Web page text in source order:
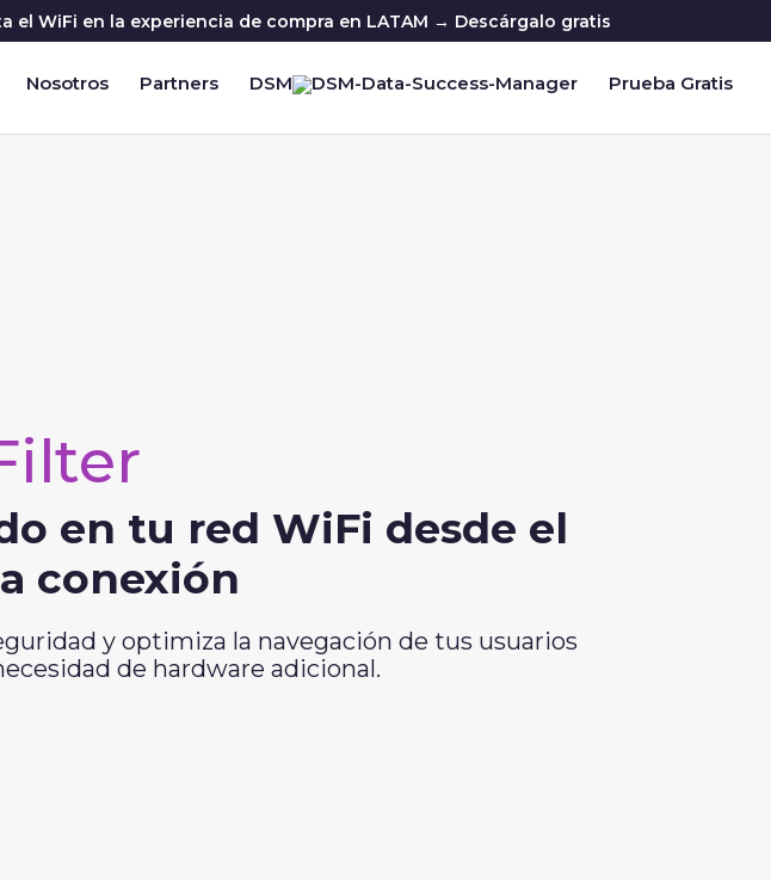
el WiFi en la experiencia de compra en LATAM → Descárgalo gratis
Nosotros Partners DSM Prueba Gratis
en tu red WiFi desde el
conexión
y optimiza la navegación de tus usuarios
de hardware adicional.